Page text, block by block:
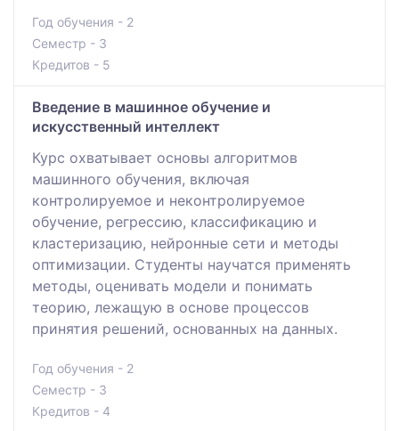
Год обучения - 2
Семестр - 3
Кредитов - 5
Введение в машинное обучение и
искусственный интеллект
Курс охватывает основы алгоритмов
машинного обучения, включая
контролируемое и неконтролируемое
обучение, регрессию, классификацию и
кластеризацию, нейронные сети и методы
оптимизации. Студенты научатся применять
методы, оценивать модели и понимать
теорию, лежащую в основе процессов
принятия решений, основанных на данных.
Год обучения - 2
Семестр - 3
Кредитов - 4